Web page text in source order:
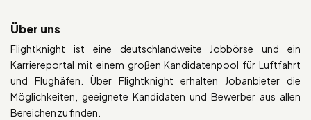
Über uns
Flightknight ist eine deutschlandweite Jobbörse und ein
Karriereportal mit einem großen Kandidatenpool für Luftfahrt
und Flughäfen. Über Flightknight erhalten Jobanbieter die
Möglichkeiten, geeignete Kandidaten und Bewerber aus allen
Bereichen zu finden.